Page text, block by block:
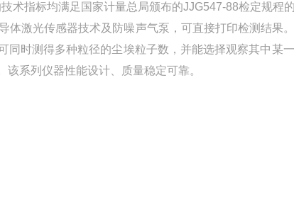
技术指标均满足国家计量总局颁布的JJG547-88检定规程
体激光传感器技术及防噪声气泵，可直接打印检测结果
同时测得多种粒径的尘埃粒子数，并能选择观察其中某
系列仪器性能设计、质量稳定可靠。